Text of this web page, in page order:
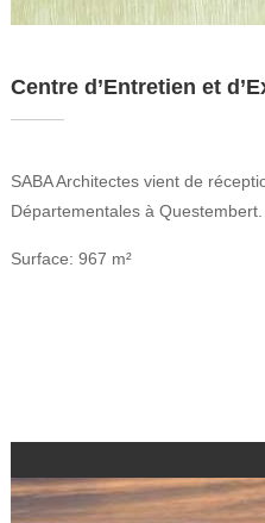
Centre d’Entretien et
SABA Architectes vient de
Départementales à Questembert.
Surface: 967 m²